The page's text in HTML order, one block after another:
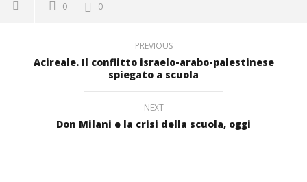
0 0
PREVIOUS
Acireale. Il conflitto israelo-arabo-palestinese
spiegato a scuola
NEXT
Don Milani e la crisi della scuola, oggi